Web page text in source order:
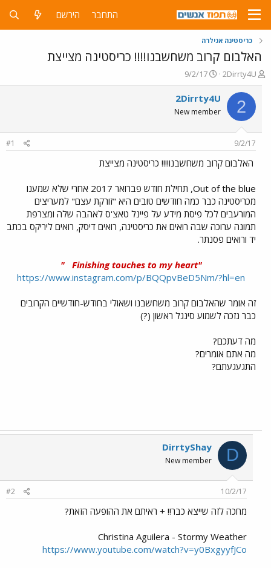
התחבר הירשם
כריסטינה אגילרה
האלבום קרוב משחשבנו!!!! כריסטינה מצייצת
פ
ו
ת
ח
ה
ש
א
2Dirrty4U
פ
ו
ר
ס
ם
ר
9/2/17
2
2Dirrty4U
New member
9/2/17
#1
האלבום קרוב משחשבנו!!!! כריסטינה מצייצת
Out of the blue, תחילת חודש פברואר 2017 אחרי שלא שמענו
מכריסטינה כבר כמה חודשים טובים היא "זורקת עצם" למעריצים
המורעבים לכל פיסת מידע על פיינל טאצ'ס לאהבה שלה ומצרפת
תמונה ערוכה שבה רואים את כריסטינה, רואים דיסק, רואים ליריקס בכתב
יד ורואים פסנתר.
"Finishing touches to my heart
"
https://www.instagram.com/p/BQQpvBeD5Nm/?hl=en
זה אומר שהאלבום קרוב משחשבנו ושאולי בחודש-חודשיים הקרובים
כבר נזכה לשמוע סינגל ראשון (?)
מה דעתכם?
מה אתם אומרים?
התגעגעתם?
D
DirrtyShay
New member
10/2/17
#2
מחכה לזה שייצא כבר!! + ראיתם את ההופעה הזאת?
Christina Aguilera - Stormy Weather
https://www.youtube.com/watch?v=y0BxgyyfJCo